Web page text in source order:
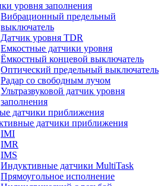
уровня заполнения
Вибрационный предельный
выключатель
Датчик уровня TDR
Емкостные датчики уровня
Ёмкостный концевой выключатель
Оптический предельный выключатель
Радар со свободным лучом
Ультразвуковой датчик уровня
заполнения
датчики приближения
датчики приближения
IMI
IMR
IMS
Индуктивные датчики MultiTask
Прямоугольное исполнение